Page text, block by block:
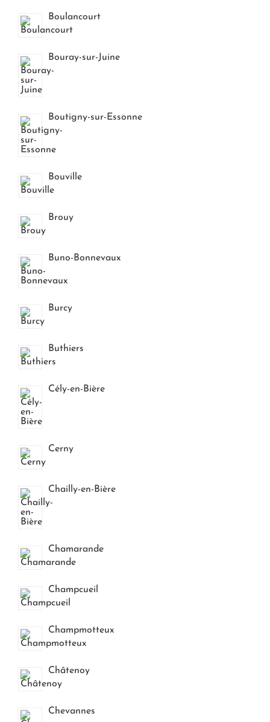
Boulancourt
Bouray-sur-Juine
Boutigny-sur-Essonne
Bouville
Brouy
Buno-Bonnevaux
Burcy
Buthiers
Cély-en-Bière
Cerny
Chailly-en-Bière
Chamarande
Champcueil
Champmotteux
Châtenoy
Chevannes